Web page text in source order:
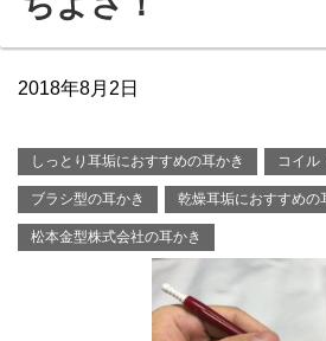
2018年8月2日
しっとり耳垢におすすめの耳かき コイル
ブラシ型の耳かき 乾燥耳垢におすすめの
松本金型株式会社の耳かき